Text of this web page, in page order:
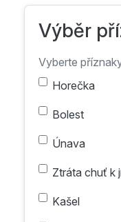
Výběr
Vyberte
Horečka
Bolest
Únava
Ztráta chuť k
Kašel